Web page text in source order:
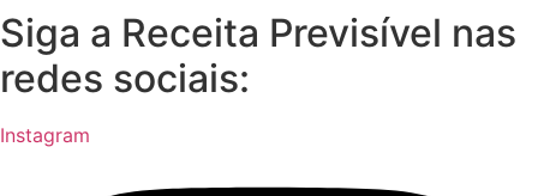
Siga a Receita Previsível nas
redes sociais:
Instagram